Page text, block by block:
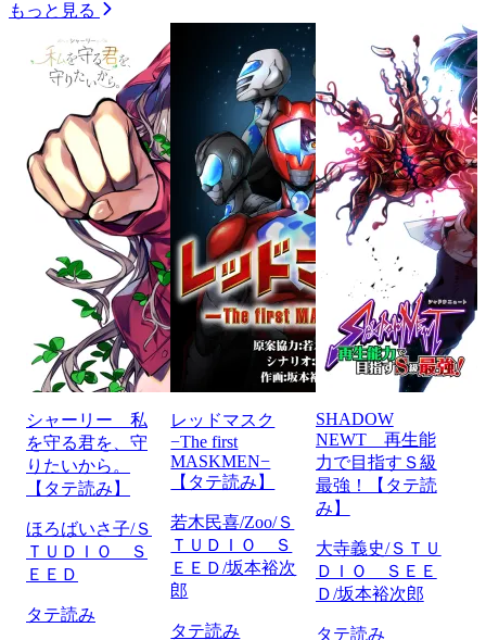
もっと見る
シャーリー 私
を守る君を、守
りたいから。
【タテ読み】
ほろばいさ子/Ｓ
ＴＵＤＩＯ Ｓ
ＥＥＤ
タテ読み
レッドマスク
−The first
MASKMEN−
【タテ読み】
若木民喜/Zoo/Ｓ
ＴＵＤＩＯ Ｓ
ＥＥＤ/坂本裕次
郎
タテ読み
SHADOW
NEWT 再生能
力で目指すＳ級
最強！【タテ読
み】
大寺義史/ＳＴＵ
ＤＩＯ ＳＥＥ
Ｄ/坂本裕次郎
タテ読み